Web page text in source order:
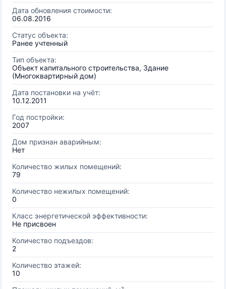
Дата обновления стоимости:
06.08.2016
Статус объекта:
Ранее учтенный
Тип объекта:
Объект капитального строительства, Здание
(Многоквартирный дом)
Дата постановки на учёт:
10.12.2011
Год постройки:
2007
Дом признан аварийным:
Нет
Количество жилых помещений:
79
Количество нежилых помещений:
0
Класс энергетической эффективности:
Не присвоен
Количество подъездов:
2
Количество этажей:
10